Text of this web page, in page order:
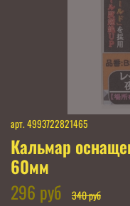
арт. 4993722821465
Кальмар
60мм
296 руб
340 руб